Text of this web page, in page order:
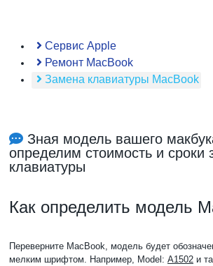
Сервис Apple
Ремонт MacBook
Замена клавиатуры MacBook
Зная модель вашего
определим стоимость и сроки
клавиатуры
Как определить модель
Переверните MacBook, модель будет
мелким шрифтом. Например, Model: А1502 и